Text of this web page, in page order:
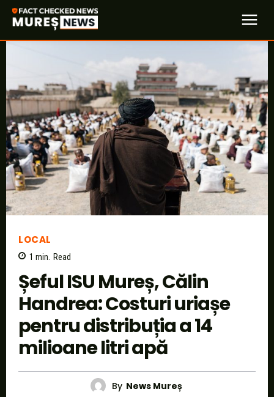
LOCAL
1 min. Read
Șeful ISU Mureș, Călin
Handrea: Costuri uriașe
pentru distribuția a 14
milioane litri apă
By News Mureș